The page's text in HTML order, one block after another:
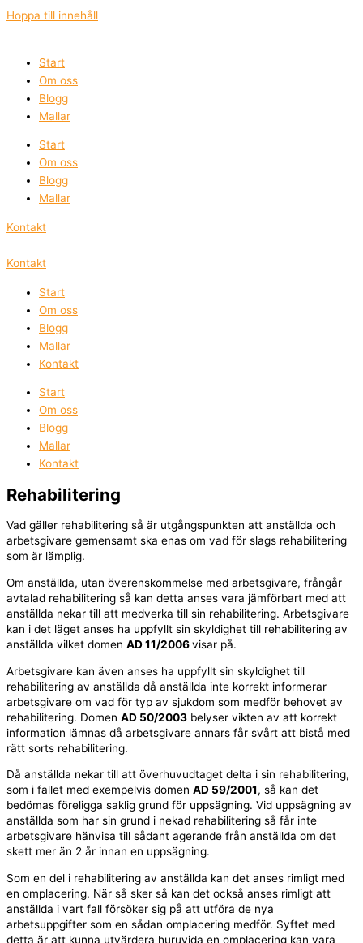
Hoppa till innehåll
Start
Om oss
Blogg
Mallar
Start
Om oss
Blogg
Mallar
Kontakt
Kontakt
Start
Om oss
Blogg
Mallar
Kontakt
Start
Om oss
Blogg
Mallar
Kontakt
Rehabilitering
Vad gäller rehabilitering så är utgångspunkten att anställda och
arbetsgivare gemensamt ska enas om vad för slags rehabilitering
som är lämplig.
Om anställda, utan överenskommelse med arbetsgivare, frångår
avtalad rehabilitering så kan detta anses vara jämförbart med att
anställda nekar till att medverka till sin rehabilitering. Arbetsgivare
kan i det läget anses ha uppfyllt sin skyldighet till rehabilitering av
anställda vilket domen AD 11/2006visar på.
Arbetsgivare kan även anses ha uppfyllt sin skyldighet till
rehabilitering av anställda då anställda inte korrekt informerar
arbetsgivare om vad för typ av sjukdom som medför behovet av
rehabilitering. Domen AD 50/2003 belyser vikten av att korrekt
information lämnas då arbetsgivare annars får svårt att bistå med
rätt sorts rehabilitering.
Då anställda nekar till att överhuvudtaget delta i sin rehabilitering,
som i fallet med exempelvis domen AD 59/2001, så kan det
bedömas föreligga saklig grund för uppsägning. Vid uppsägning av
anställda som har sin grund i nekad rehabilitering så får inte
arbetsgivare hänvisa till sådant agerande från anställda om det
skett mer än 2 år innan en uppsägning.
Som en del i rehabilitering av anställda kan det anses rimligt med
en omplacering. När så sker så kan det också anses rimligt att
anställda i vart fall försöker sig på att utföra de nya
arbetsuppgifter som en sådan omplacering medför. Syftet med
detta är att kunna utvärdera huruvida en omplacering kan vara